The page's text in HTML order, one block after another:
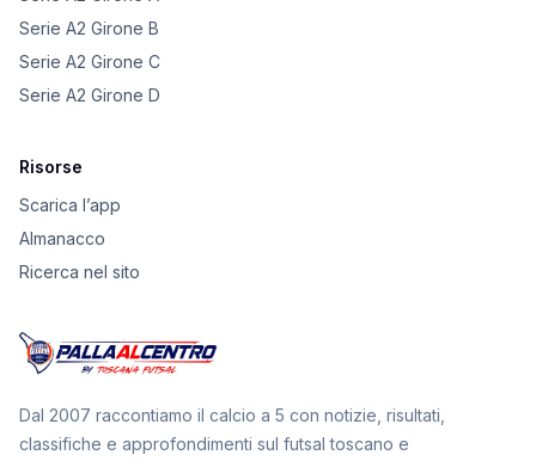
Serie A2 Girone B
Serie A2 Girone C
Serie A2 Girone D
Risorse
Scarica l’app
Almanacco
Ricerca nel sito
Dal 2007 raccontiamo il calcio a 5 con notizie, risultati,
classifiche e approfondimenti sul futsal toscano e